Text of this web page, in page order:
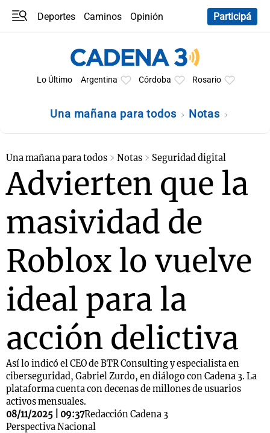
Deportes Caminos
Opinión
Participá
Lo Último Argentina Córdoba Rosario
Una mañana para todos Notas
Una mañana para todos Notas Seguridad digital
Advierten que la
masividad de
Roblox lo vuelve
ideal para la
acción delictiva
Así lo indicó el CEO de BTR Consulting y especialista en
ciberseguridad, Gabriel Zurdo, en diálogo con Cadena 3. La
plataforma cuenta con decenas de millones de usuarios
activos mensuales.
08/11/2025 | 09:37Redacción Cadena 3
Perspectiva Nacional